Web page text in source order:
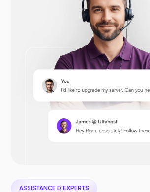
Opencart
Prestashop
ASSISTANCE D'EXPERTS